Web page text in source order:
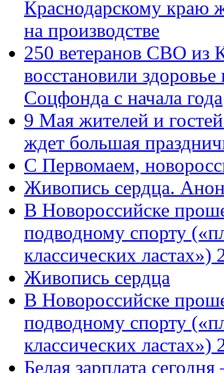
Краснодарскому краю
на производстве
250 ветеранов СВО из
восстановили
Соцфонда с начала года
9 Мая жителей и
ждет большая
C Первомаем,
Живопись сердца.
В Новороссийске
подводному спорту
классических
Живопись сердца
В Новороссийске
подводному спорту
классических ластах»)
Белая зарплата